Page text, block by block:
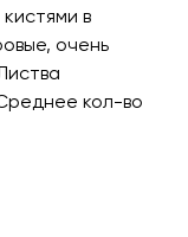
в
очень
кол-во